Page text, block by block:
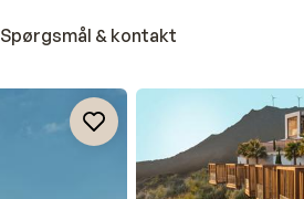
Spørgsmål & kontakt